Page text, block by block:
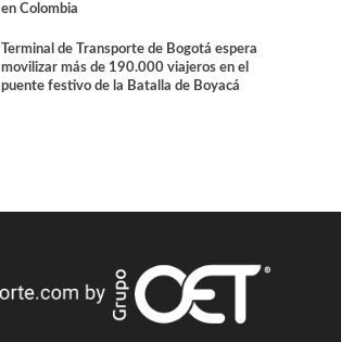
en Colombia
Terminal de Transporte de Bogotá espera
movilizar más de 190.000 viajeros en el
puente festivo de la Batalla de Boyacá